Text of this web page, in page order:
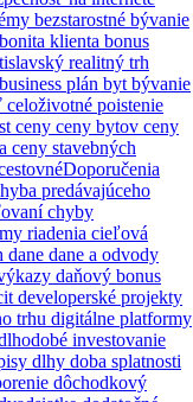
bezstarostné bývanie
bonita klienta bonus
realitný trh
business plán byt bývanie
celoživotné poistenie
ceny ceny bytov ceny
ceny stavebných
predávajúceho
chyby
riadenia cieľová
dane dane a odvody
daňový bonus
developerské projekty
trhu digitálne platformy
investovanie
dlhy doba splatnosti
dôchodkový